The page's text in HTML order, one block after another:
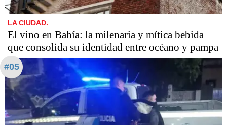
LA CIUDAD.
El vino en Bahía: la milenaria y mítica bebida
que consolida su identidad entre océano y pampa
#05